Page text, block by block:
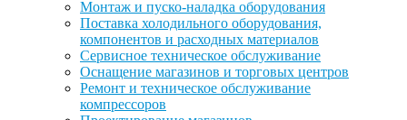
Монтаж и пуско-наладка оборудования
Поставка холодильного оборудования,
компонентов и расходных материалов
Сервисное техническое обслуживание
Оснащение магазинов и торговых центров
Ремонт и техническое обслуживание
компрессоров